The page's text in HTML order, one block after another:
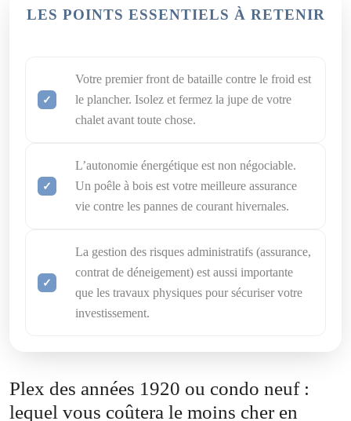
LES POINTS ESSENTIELS À RETENIR
Votre premier front de bataille contre le froid est
le plancher. Isolez et fermez la jupe de votre
chalet avant toute chose.
L’autonomie énergétique est non négociable.
Un poêle à bois est votre meilleure assurance
vie contre les pannes de courant hivernales.
La gestion des risques administratifs (assurance,
contrat de déneigement) est aussi importante
que les travaux physiques pour sécuriser votre
investissement.
Plex des années 1920 ou condo neuf :
lequel vous coûtera le moins cher en